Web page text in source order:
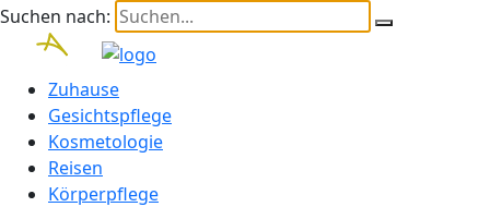
Suchen nach:
Zuhause
Gesichtspflege
Kosmetologie
Reisen
Körperpflege